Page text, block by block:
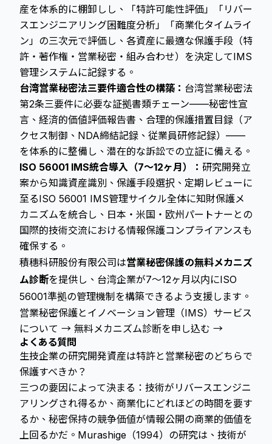
産を体系的に棚卸しし、「特許可能性評価」「リバー
スエンジニアリング困難度分析」「商業化タイムライ
ン」の三次元で評価し、各資産に最適な保護手段（特
許・著作権・営業秘密・組み合わせ）を決定してIMS
管理システムに記録する。
台湾営業秘密法三要件適合性の構築： 台湾営業秘密法
第2条三要件に必要な証拠書類チェーン——秘密性宣
言、経済的価値評価報告書、合理的保護措置目録（ア
クセス制御、NDA締結記録、従業員研修記録）——
を体系的に整備し、潜在的な訴訟での立証に備える。
ISO 56001 IMS統合導入（7〜12ヶ月）： 研究開発立
案から知識資産識別、保護手段選択、定期レビューに
至るISO 56001 IMS管理サイクル全体に知財保護メ
カニズムを統合し、日本・米国・欧州パートナーとの
国際的技術交流における情報保護コンプライアンスも
確保する。
積穗科研股份有限公司は営業秘密保護の無料メカニズ
ム診断を提供し、台湾企業が7〜12ヶ月以内にISO
56001準拠の管理機制を構築できるよう支援します。
営業秘密保護とイノベーション管理（IMS）サービス
について → 無料メカニズム診断を申し込む →
よくある質問
生技企業の研究開発資産は特許と営業秘密のどちらで
保護すべきか？
三つの要因によって決まる：技術がリバースエンジニ
アリングされ得るか、商業化にどれほどの時間を要す
るか、秘密保持の競争価値が情報公開の商業的価値を
上回るかだ。Murashige（1994）の研究は、技術が